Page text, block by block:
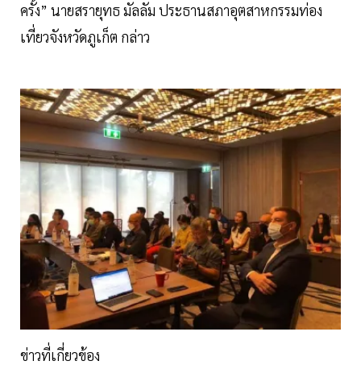
ครั้ง” นายสรายุทธ มัลลัม ประธานสภาอุตสาหกรรมท่อง
เที่ยวจังหวัดภูเก็ต กล่าว
ข่าวที่เกี่ยวข้อง